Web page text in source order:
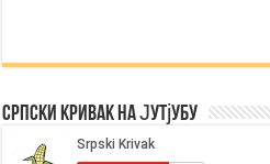
Српски Кривак на Јутјубу